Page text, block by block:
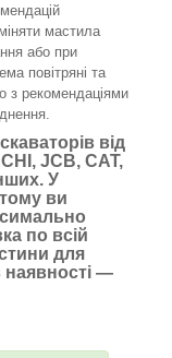
мастила
або при
повітряні та
з рекомендаціями
від
JCB, CAT,
У
ви
по всій
для
наявності —